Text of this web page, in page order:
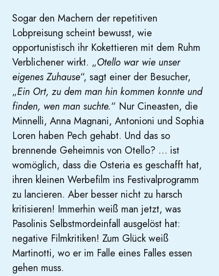
Sogar den Machern der repetitiven
Lobpreisung scheint bewusst, wie
opportunistisch ihr Kokettieren mit dem Ruhm
Verblichener wirkt. „Otello war wie unser
eigenes Zuhause“, sagt einer der Besucher,
„Ein Ort, zu dem man hin kommen konnte und
finden, wen man suchte.“ Nur Cineasten, die
Minnelli, Anna Magnani, Antonioni und Sophia
Loren haben Pech gehabt. Und das so
brennende Geheimnis von Otello? … ist
womöglich, dass die Osteria es geschafft hat,
ihren kleinen Werbefilm ins Festivalprogramm
zu lancieren. Aber besser nicht zu harsch
kritisieren! Immerhin weiß man jetzt, was
Pasolinis Selbstmordeinfall ausgelöst hat:
negative Filmkritiken! Zum Glück weiß
Martinotti, wo er im Falle eines Falles essen
gehen muss.